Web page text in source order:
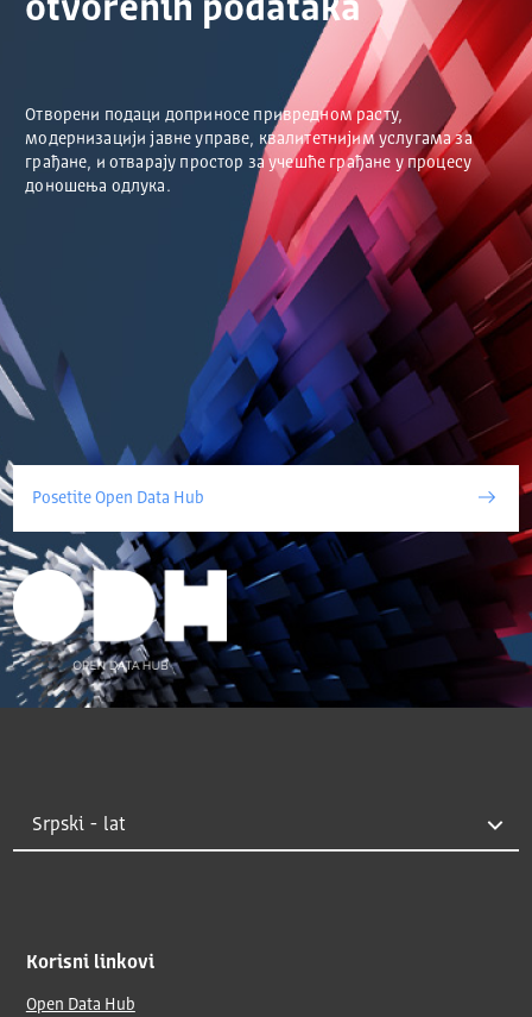
otvorenih podataka
Отворени подаци доприносе привредном расту,
модернизацији јавне управе, квалитетнијим услугама за
грађане, и отварају простор за учешће грађане у процесу
доношења одлука.
Posetite Open Data Hub
Korisni linkovi
Open Data Hub